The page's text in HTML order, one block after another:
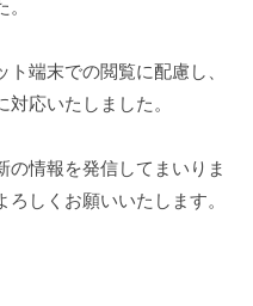
端末での閲覧に配慮し、
応いたしました。
の情報を発信してまいりま
しくお願いいたします。